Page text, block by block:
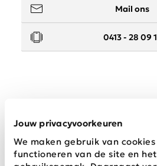
Jouw privacyvoorkeuren
We maken gebruik van
functioneren van de site en
Mail ons
0413 - 28 09
Wij zijn Schijvens mode